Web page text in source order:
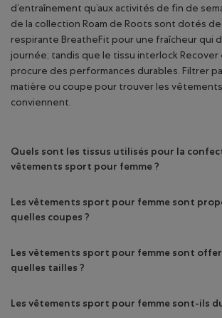
d’entraînement qu’aux activités de fin de
de la collection Roam de Roots sont dotés
respirante BreatheFit pour une fraîcheur qui
journée; tandis que le tissu interlock
procure des performances durables. Filtrer
matière ou coupe pour trouver les
conviennent.
Quels sont les tissus utilisés pour la
vêtements sport pour femme ?
Les vêtements sport pour femme sont
quelles coupes ?
Les vêtements sport pour femme sont
quelles tailles ?
Les vêtements sport pour femme sont-ils